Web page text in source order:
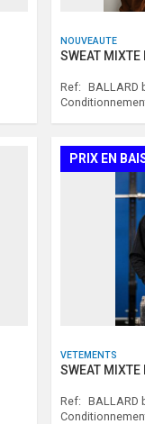
NOUVEAUTE
SWEAT MIXTE
Ref: BALLARD
PRIX EN
VETEMENTS
SWEAT MIXTE
Ref: BALLARD